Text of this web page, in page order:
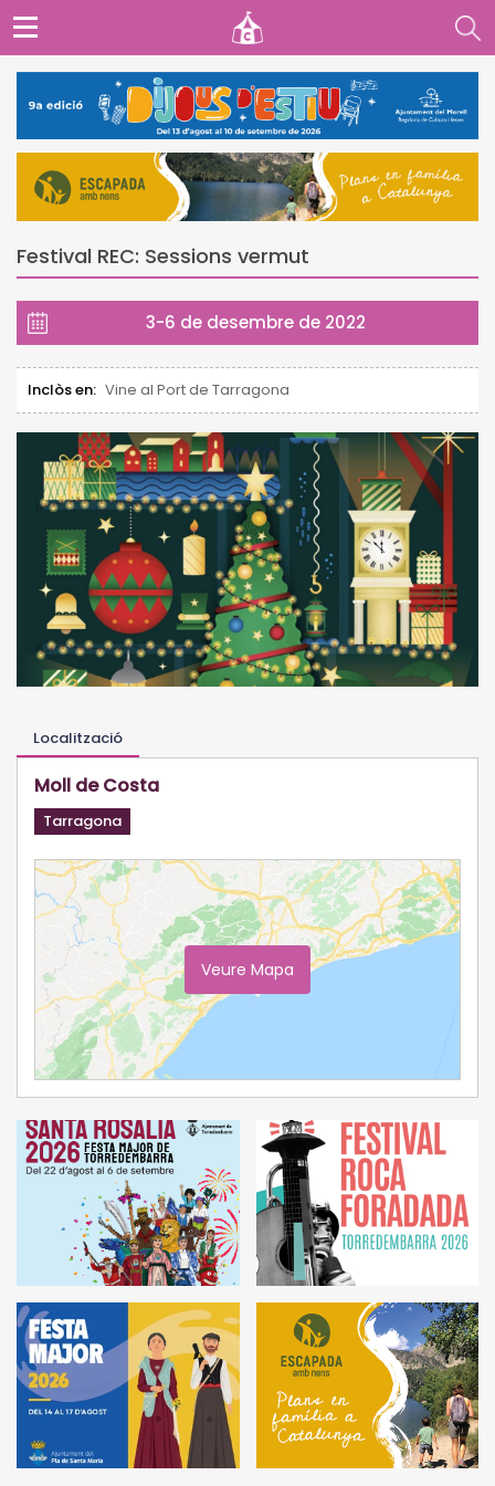
Festival REC: Sessions vermut
3-6 de desembre de 2022
Inclòs en: Vine al Port de Tarragona
Localització
Moll de Costa
Tarragona
Veure Mapa